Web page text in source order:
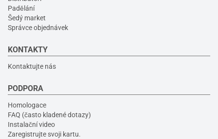
Padělání
Šedý market
Správce objednávek
KONTAKTY
Kontaktujte nás
PODPORA
Homologace
FAQ (často kladené dotazy)
Instalační video
Zaregistrujte svoji kartu.